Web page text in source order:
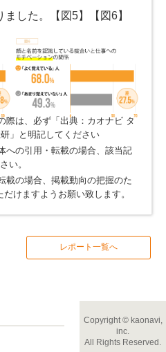
した。【図5】【図6】
際は、必ず「出典：カオナビ タ
」と明記してください
への引用・転載の場合、該当記
い。
載の場合、掲載動向の把握のた
だけますようお願い致します。
レポート一覧へ
Copyright©kaonavi,
inc.
All Rights Reserved.